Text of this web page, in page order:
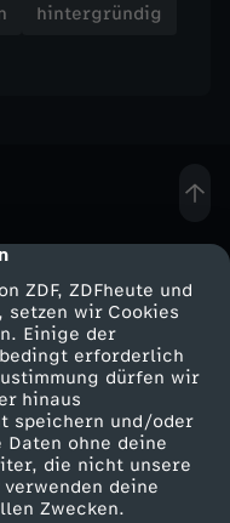
ZDF, ZDFheute und
setzen wir Cookies
Einige der
erforderlich
dürfen wir
hinaus
speichern und/oder
ohne deine
die nicht unsere
deine
Zwecken.
hintergründig
zum ZDF